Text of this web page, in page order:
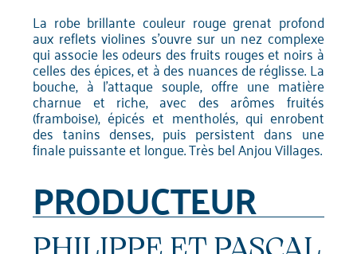
La robe brillante couleur rouge grenat profond
aux reflets violines s’ouvre sur un nez complexe
qui associe les odeurs des fruits rouges et noirs à
celles des épices, et à des nuances de réglisse. La
bouche, à l'attaque souple, offre une matière
charnue et riche, avec des arômes fruités
(framboise), épicés et mentholés, qui enrobent
des tanins denses, puis persistent dans une
finale puissante et longue. Très bel Anjou Villages.
PRODUCTEUR